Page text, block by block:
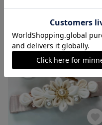
SOLD OUT